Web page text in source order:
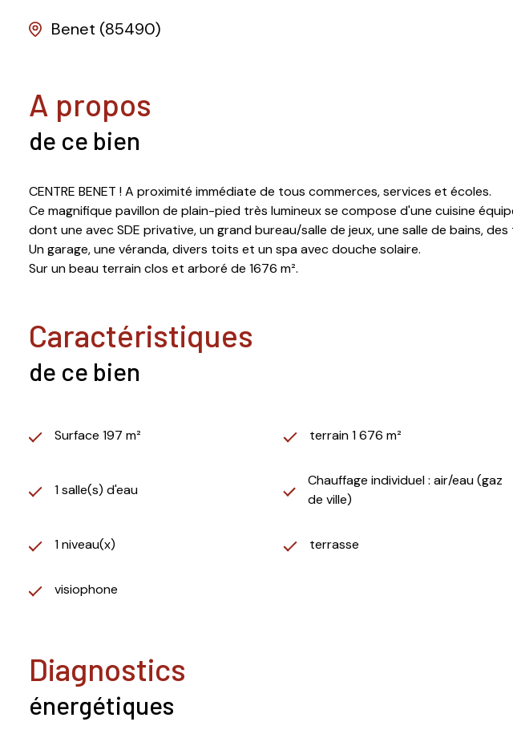
Benet (85490)
a propos
de ce bien
CENTRE BENET ! A proximité immédiate de tous commerces, services et écoles.
Ce magnifique pavillon de plain-pied très lumineux se compose d'une cuisine
dont une avec SDE privative, un grand bureau/salle de jeux, une salle de bains,
Un garage, une véranda, divers toits et un spa avec douche solaire.
Sur un beau terrain clos et arboré de 1676 m².
caractéristiques
de ce bien
Surface 197 m² terrain 1 676 m²
1 salle(s) d'eau
Chauffage individuel : air/eau (gaz
de ville)
1 niveau(x) terrasse
visiophone
diagnostics
énergétiques